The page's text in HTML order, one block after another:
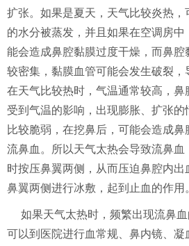
扩张。如果是夏天，天气比较炎热，
的水分被蒸发，并且如果在空调房
能会造成鼻腔黏膜过度干燥，而鼻腔
较密集，黏膜血管可能会发生破裂，
在天气比较热时，气温通常较高，鼻
受到气温的影响，出现膨胀、扩张
比较脆弱，在挖鼻后，可能会造成
流鼻血。所以天气太热会导致流鼻血
时按压鼻翼两侧，从而压迫鼻腔内
鼻翼两侧进行冰敷，起到止血的作用
如果天气太热时，频繁出现流鼻
可以到医院进行血常规、鼻内镜、凝